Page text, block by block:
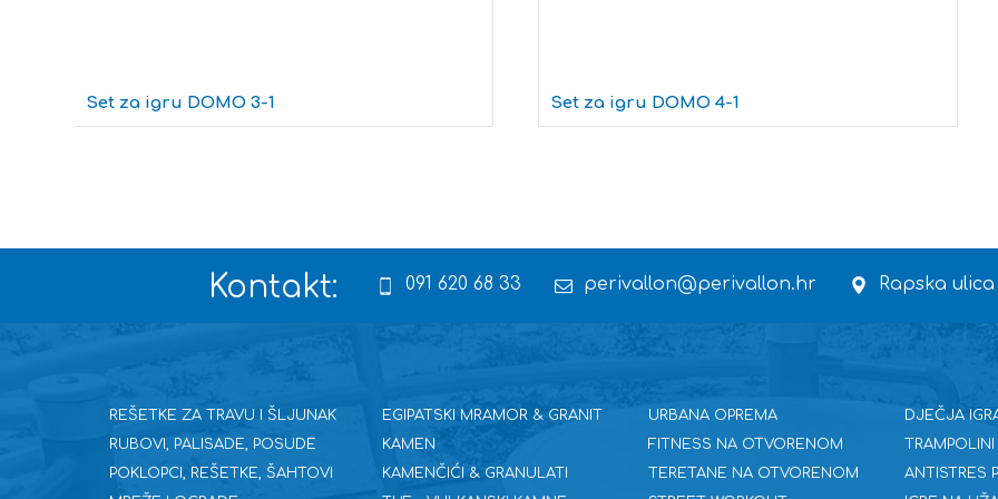
Set za igru DOMO 3-1 Set za igru DOMO 4-1
Kontakt: 091 620 68 33 perivallon@perivallon.hr Rapska
REŠETKE ZA TRAVU I ŠLJUNAK
RUBOVI, PALISADE, POSUDE
POKLOPCI, REŠETKE, ŠAHTOVI
EGIPATSKI MRAMOR & GRANIT
KAMEN
KAMENČIĆI & GRANULATI
URBANA OPREMA
FITNESS NA OTVORENOM
TERETANE NA OTVORENOM
DJEČJA
TRAMPOLINI
ANTISTRES